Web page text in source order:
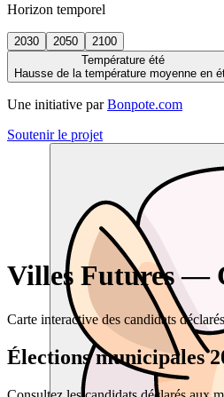
Horizon temporel
2030 2050
2100
Température été
Hausse de la température moyenne en
Une initiative par Bonpote.com
Soutenir le projet
Villes Futures —
Carte interactive des candidats
Élections municipales